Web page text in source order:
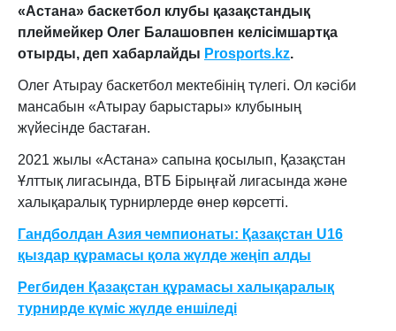
«Астана» баскетбол клубы қазақстандық
плеймейкер Олег Балашовпен келісімшартқа
отырды, деп хабарлайды Prosports.kz.
Олег Атырау баскетбол мектебінің түлегі. Ол кәсіби
мансабын «Атырау барыстары» клубының
жүйесінде бастаған.
2021 жылы «Астана» сапына қосылып, Қазақстан
Ұлттық лигасында, ВТБ Бірыңғай лигасында және
халықаралық турнирлерде өнер көрсетті.
Гандболдан Азия чемпионаты: Қазақстан U16
қыздар құрамасы қола жүлде жеңіп алды
Регбиден Қазақстан құрамасы халықаралық
турнирде күміс жүлде еншіледі